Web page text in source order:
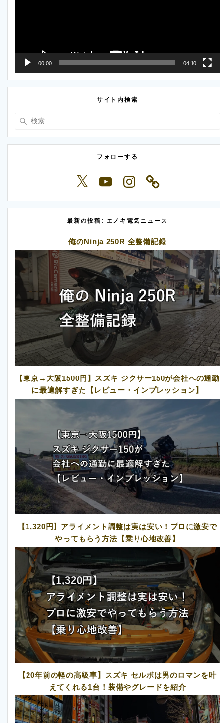
00:00 04:10
サイト内検索
フォローする
X YouTubeInstagram
最新の投稿: エノキ電気ニュース
俺のNinja 250R 全整備記録
【東京→大阪1500円】スズキ ジクサー150が会社への通勤
に最適解すぎた【レビュー・インプレッション】
【1,320円】アライメント調整は実は安い！プロに激安で
やってもらう方法【乗り心地改善】
【20年前の軽の高級車】スズキ セルボは男のロマンを叶
えてくれる1台！装備やグレードを紹介